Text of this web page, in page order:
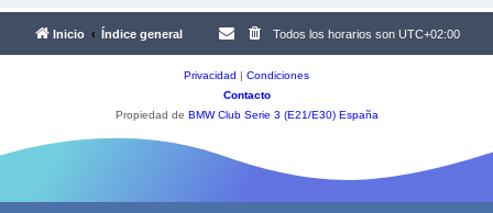
Inicio Índice general Todos los horarios son UTC+02:00
Privacidad | Condiciones
Contacto
Propiedad de BMW Club Serie 3 (E21/E30) España